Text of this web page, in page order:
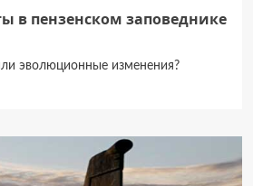
в пензенском заповеднике
эволюционные изменения?